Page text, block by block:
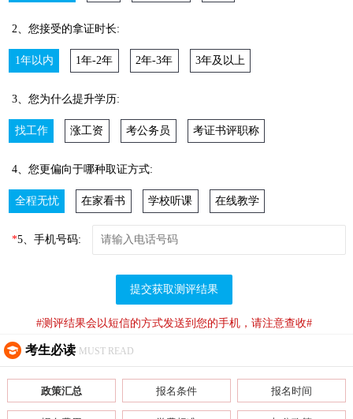
2、您接受的拿证时长:
1年以内 1年-2年 2年-3年 3年及以上
3、您为什么提升学历:
找工作 涨工资 考公务员 考证书评职称
4、您更偏向于哪种取证方式:
全程无忧 在家看书 学校听课 在线教学
*5、手机号码:
提交获取测评结果
#测评结果会以短信的方式发送到您的手机，请注意查收#
考生必读 MUST READ
政策汇总 报名条件 报名时间